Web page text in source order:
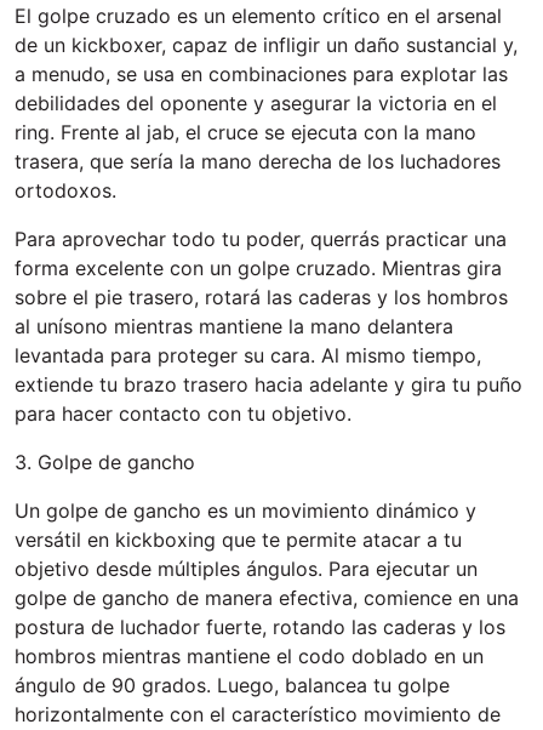
El golpe cruzado es un elemento crítico en el arsenal
de un kickboxer, capaz de infligir un daño sustancial y,
a menudo, se usa en combinaciones para explotar las
debilidades del oponente y asegurar la victoria en el
ring. Frente al jab, el cruce se ejecuta con la mano
trasera, que sería la mano derecha de los luchadores
ortodoxos.
Para aprovechar todo tu poder, querrás practicar una
forma excelente con un golpe cruzado. Mientras gira
sobre el pie trasero, rotará las caderas y los hombros
al unísono mientras mantiene la mano delantera
levantada para proteger su cara. Al mismo tiempo,
extiende tu brazo trasero hacia adelante y gira tu puño
para hacer contacto con tu objetivo.
3. Golpe de gancho
Un golpe de gancho es un movimiento dinámico y
versátil en kickboxing que te permite atacar a tu
objetivo desde múltiples ángulos. Para ejecutar un
golpe de gancho de manera efectiva, comience en una
postura de luchador fuerte, rotando las caderas y los
hombros mientras mantiene el codo doblado en un
ángulo de 90 grados. Luego, balancea tu golpe
horizontalmente con el característico movimiento de